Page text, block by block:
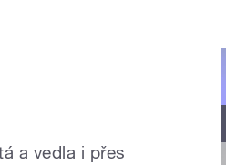
a vedla i přes